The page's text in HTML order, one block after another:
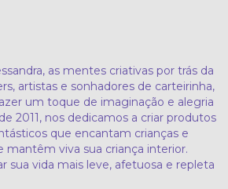
as mentes criativas por trás da
artistas e sonhadores de carteirinha,
um toque de imaginação e alegria
2011, nos dedicamos a criar produtos
que encantam crianças e
viva sua criança interior.
sua vida mais leve, afetuosa e repleta